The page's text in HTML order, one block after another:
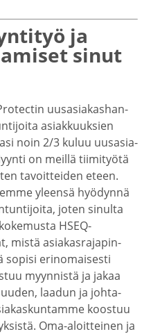
ja
sinut
uusasia­kas­han­
asiak­kuuksien
noin 2/3 kuluu uusasia­
on meillä tiimi­työtä
tavoit­teiden eteen.
yleensä hyödynnä
joten sinulta
HSEQ-​
mistä asiakas­ra­ja­pin­
sopisi erinomai­sesti
myynnistä ja jakaa
laadun ja johta­
koostuu
Oma-​aloitteinen ja